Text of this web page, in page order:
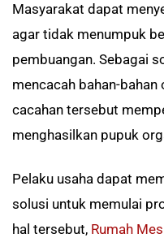
Masyarakat dapat
agar tidak menumpuk
pembuangan. Sebagai
mencacah bahan-bahan
cacahan tersebut
menghasilkan pupuk
Pelaku usaha dapat
solusi untuk memulai
hal tersebut, Rumah